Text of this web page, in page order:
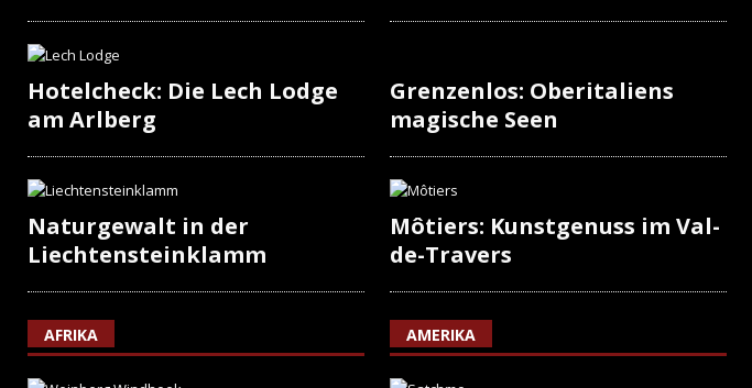
Hotelcheck: Die Lech Lodge
am Arlberg
Naturgewalt in der
Liechtensteinklamm
AFRIKA
Grenzenlos: Oberitaliens
magische Seen
Môtiers: Kunstgenuss im Val-
de-Travers
AMERIKA